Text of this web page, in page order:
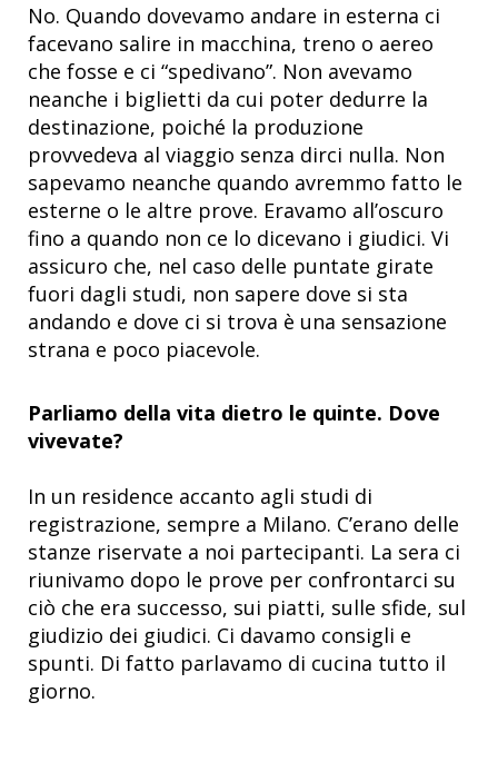
No. Quando dovevamo andare in esterna ci
facevano salire in macchina, treno o aereo
che fosse e ci “spedivano”. Non avevamo
neanche i biglietti da cui poter dedurre la
destinazione, poiché la produzione
provvedeva al viaggio senza dirci nulla. Non
sapevamo neanche quando avremmo fatto le
esterne o le altre prove. Eravamo all’oscuro
fino a quando non ce lo dicevano i giudici. Vi
assicuro che, nel caso delle puntate girate
fuori dagli studi, non sapere dove si sta
andando e dove ci si trova è una sensazione
strana e poco piacevole.
Parliamo della vita dietro le quinte. Dove
vivevate?
In un residence accanto agli studi di
registrazione, sempre a Milano. C’erano delle
stanze riservate a noi partecipanti. La sera ci
riunivamo dopo le prove per confrontarci su
ciò che era successo, sui piatti, sulle sfide, sul
giudizio dei giudici. Ci davamo consigli e
spunti. Di fatto parlavamo di cucina tutto il
giorno.